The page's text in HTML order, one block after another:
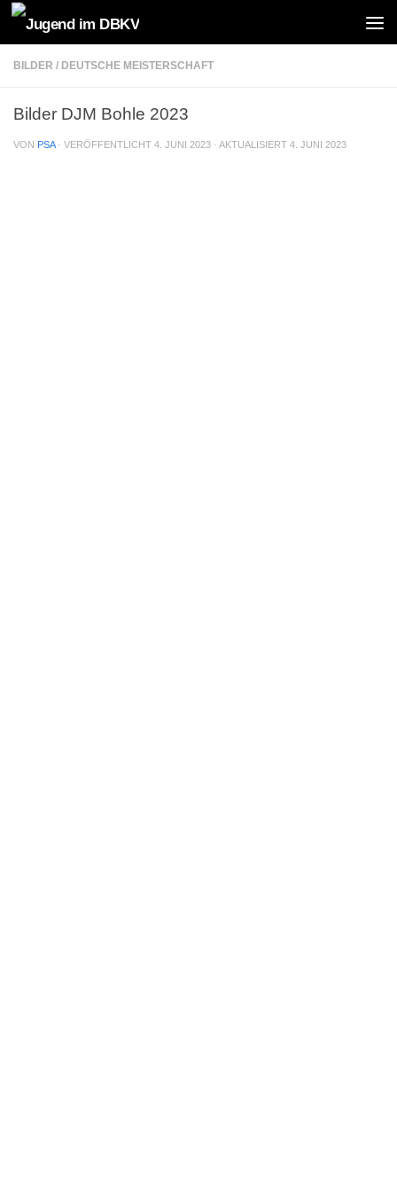
Zum Inhalt springen
BILDER / DEUTSCHE MEISTERSCHAFT
Bilder DJM Bohle 2023
VON PSA · VERÖFFENTLICHT 4. JUNI 2023 · AKTUALISIERT 4. JUNI 2023